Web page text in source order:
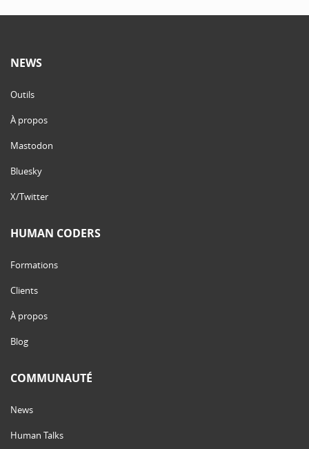
NEWS
Outils
À propos
Mastodon
Bluesky
X/Twitter
HUMAN CODERS
Formations
Clients
À propos
Blog
COMMUNAUTÉ
News
Human Talks